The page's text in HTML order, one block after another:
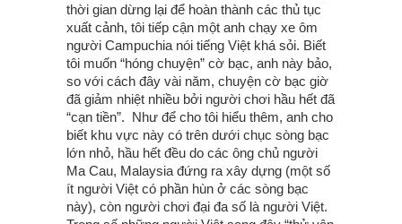
thời gian dừng lại để hoàn thành các thủ tục
xuất cảnh, tôi tiếp cận một anh chạy xe ôm
người Campuchia nói tiếng Việt khá sỏi. Biết
tôi muốn “hóng chuyện” cờ bạc, anh này bảo,
so với cách đây vài năm, chuyện cờ bạc giờ
đã giảm nhiệt nhiều bởi người chơi hầu hết đã
“cạn tiền”. Như để cho tôi hiểu thêm, anh cho
biết khu vực này có trên dưới chục sòng bạc
lớn nhỏ, hầu hết đều do các ông chủ người
Ma Cau, Malaysia đứng ra xây dựng (một số
ít người Việt có phần hùn ở các sòng bạc
này), còn người chơi đại đa số là người Việt.